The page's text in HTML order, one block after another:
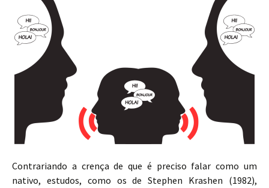
Contrariando a crença de que é preciso falar como um
nativo, estudos, como os de Stephen Krashen (1982),